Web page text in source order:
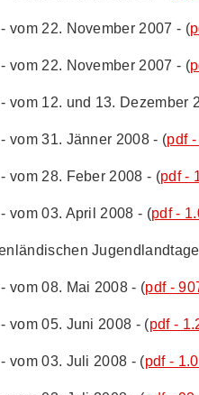
vom 22. November 2007 - (
vom 22. November 2007 - (
vom 12. und 13. Dezember
vom 31. Jänner 2008 - (pdf
vom 28. Feber 2008 - (pdf -
vom 03. April 2008 - (pdf -
vom 08. Mai 2008 - (pdf -
vom 05. Juni 2008 - (pdf -
vom 03. Juli 2008 - (pdf -